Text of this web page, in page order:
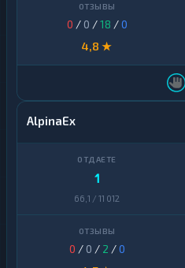
0 / 0 /18 /0
4,8 ★
AlpinaEx
1
66,1 / 11 012
0 / 0 / 2 /0